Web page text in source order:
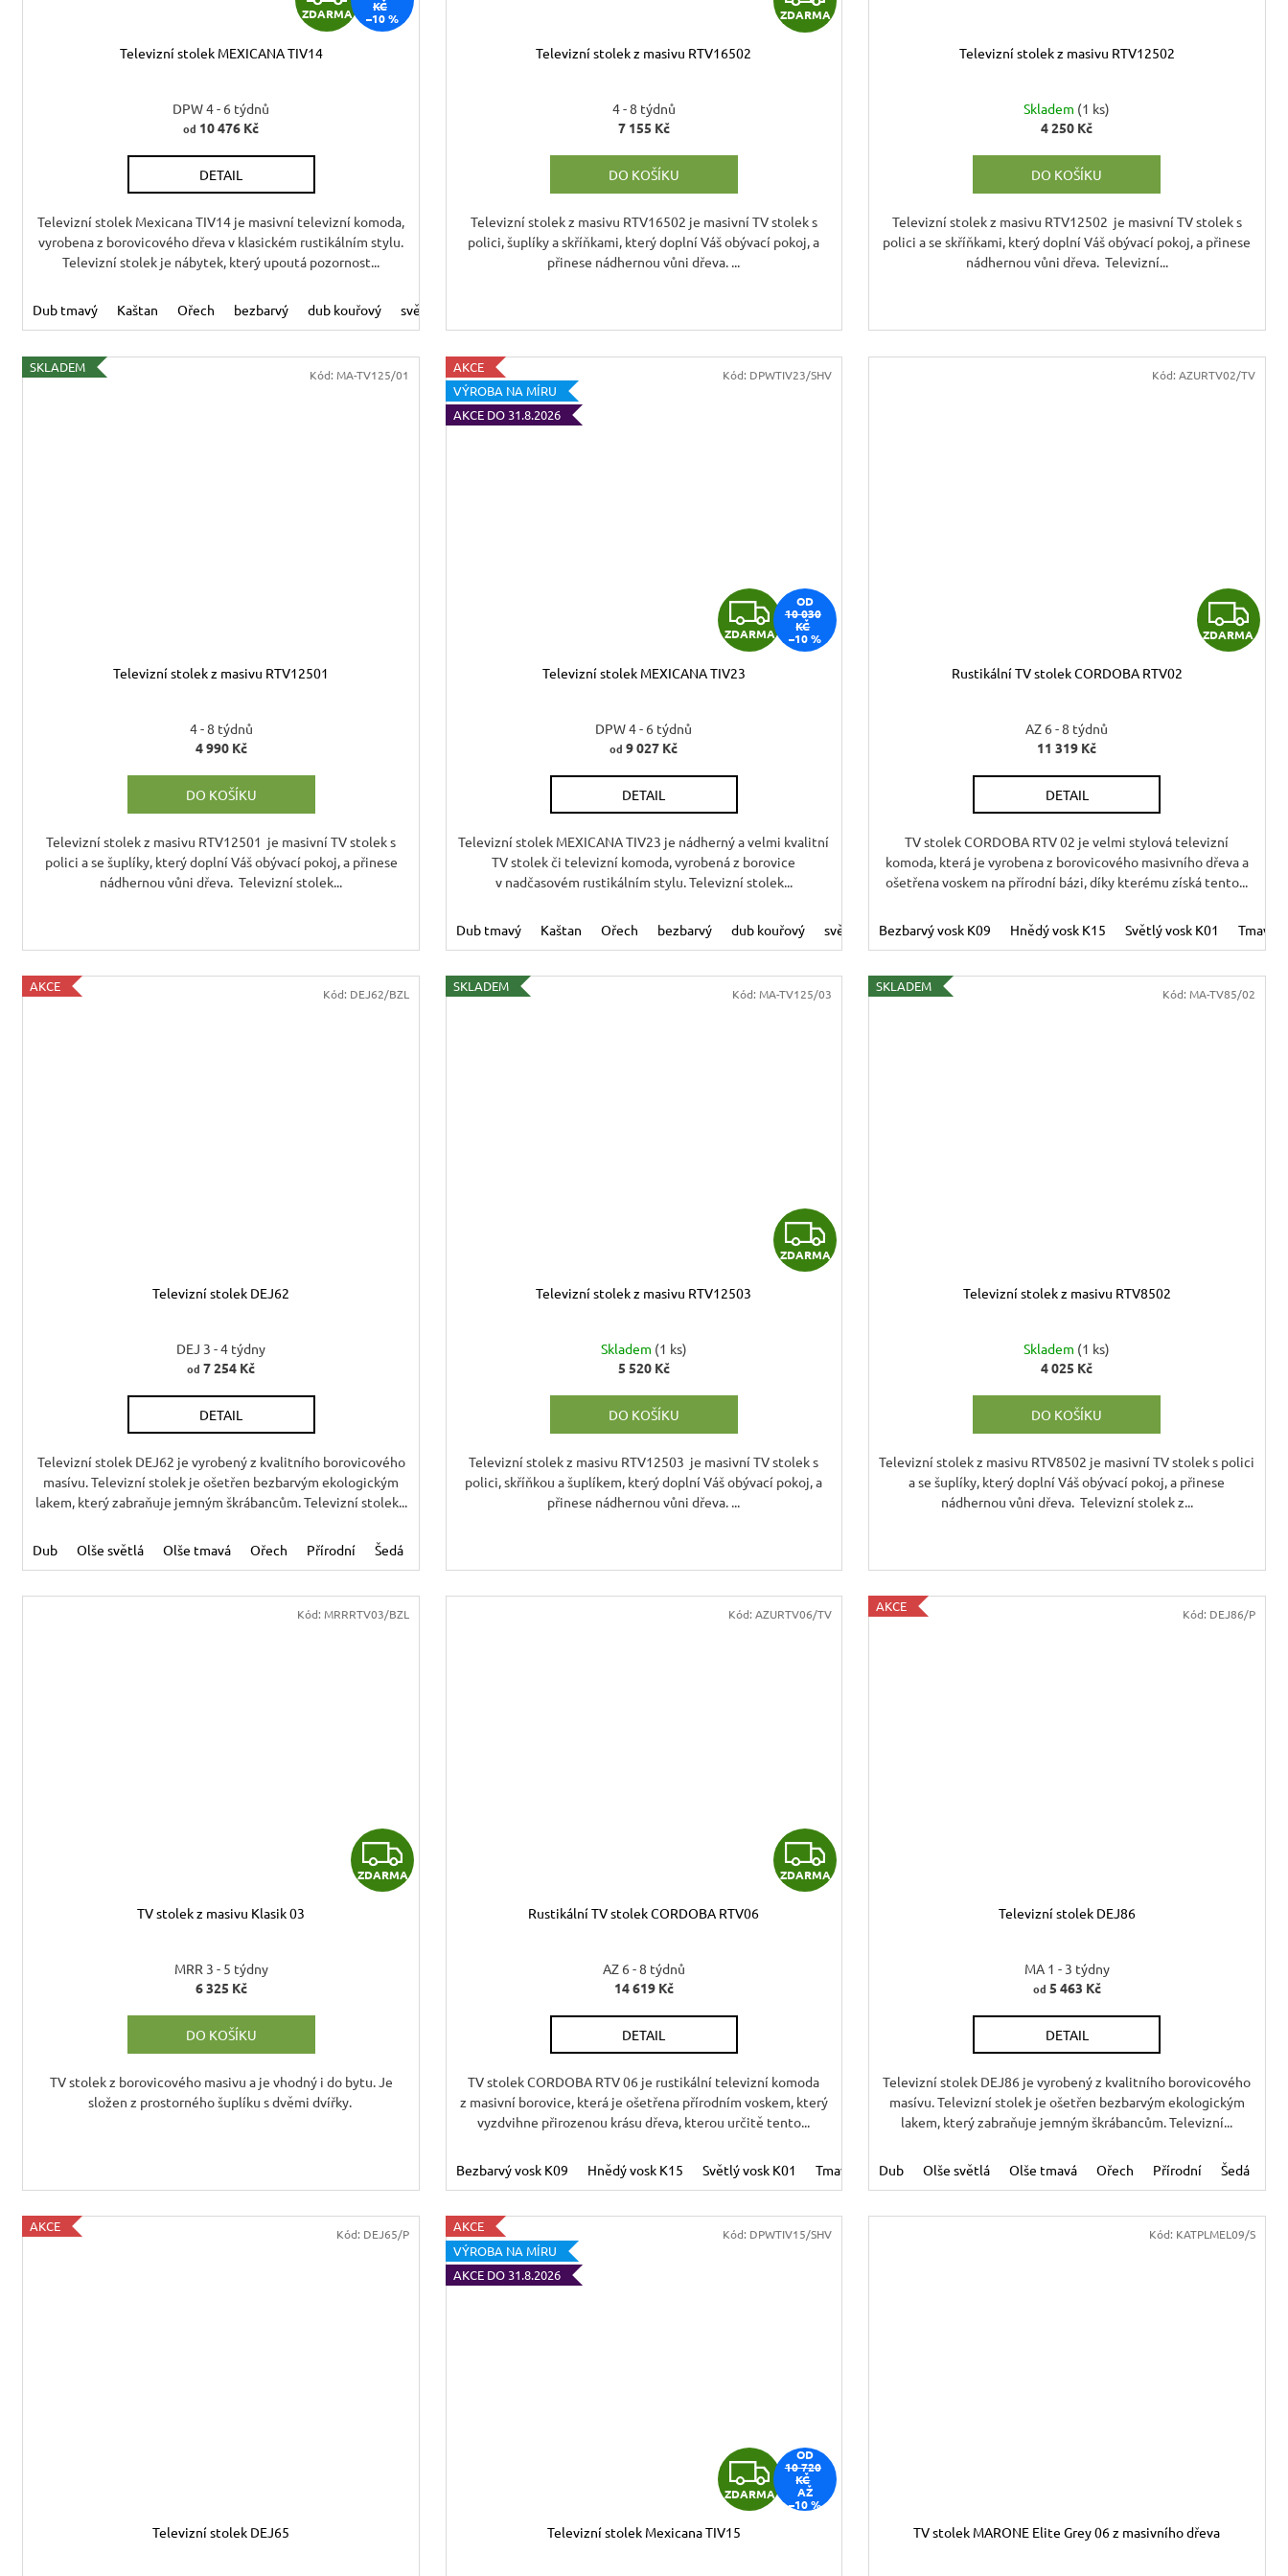
D
ZDARMA
KČ
–10 %
Televizní stolek MEXICANA TIV14
DPW 4 - 6 týdnů
od 10 476 Kč
DETAIL
Televizní stolek Mexicana TIV14 je masivní televizní komoda,
vyrobena z borovicového dřeva v klasickém rustikálním stylu.
Televizní stolek je nábytek, který upoutá pozornost...
Dub tmavý Kaštan Ořech bezbarvý dub kouřový světle hnědý - medový
D
ZDARMA
Televizní stolek z masivu RTV16502
4 - 8 týdnů
7 155 Kč
DO KOŠÍKU
Televizní stolek z masivu RTV16502 je masivní TV stolek s
polici, šuplíky a skříňkami, který doplní Váš obývací pokoj, a
přinese nádhernou vůni dřeva. ...
Televizní stolek z masivu RTV12502
Skladem (1 ks)
4 250 Kč
DO KOŠÍKU
Televizní stolek z masivu RTV12502 je masivní TV stolek s
polici a se skříňkami, který doplní Váš obývací pokoj, a přinese
nádhernou vůni dřeva. Televizní...
SKLADEM
Televizní stolek z masivu RTV12501
4 - 8 týdnů
4 990 Kč
DO KOŠÍKU
Televizní stolek z masivu RTV12501 je masivní TV stolek s
polici a se šuplíky, který doplní Váš obývací pokoj, a přinese
nádhernou vůni dřeva. Televizní stolek...
Kód: MA-TV125/01
AKCE
VÝROBA NA MÍRU
AKCE DO 31.8.2026
Z
D
ZDARMA
OD
10 030
KČ
–10 %
Televizní stolek MEXICANA TIV23
DPW 4 - 6 týdnů
od 9 027 Kč
DETAIL
Televizní stolek MEXICANA TIV23 je nádherný a velmi kvalitní
TV stolek či televizní komoda, vyrobená z borovice
v nadčasovém rustikálním stylu. Televizní stolek...
Dub tmavý Kaštan Ořech bezbarvý dub kouřový světle hnědý - medový
Kód: DPWTIV23/SHV
Z
D
ZDARMA
Rustikální TV stolek CORDOBA RTV02
AZ 6 - 8 týdnů
11 319 Kč
DETAIL
TV stolek CORDOBA RTV 02 je velmi stylová televizní
komoda, která je vyrobena z borovicového masivního dřeva a
ošetřena voskem na přírodní bázi, díky kterému získá tento...
Bezbarvý vosk K09 Hnědý vosk K15 Světlý vosk K01 Tmavý
Kód: AZURTV02/TV
AKCE
Televizní stolek DEJ62
DEJ 3 - 4 týdny
od 7 254 Kč
DETAIL
Televizní stolek DEJ62 je vyrobený z kvalitního borovicového
masívu. Televizní stolek je ošetřen bezbarvým ekologickým
lakem, který zabraňuje jemným škrábancům. Televizní stolek...
Dub Olše světlá Olše tmavá Ořech Přírodní Šedá
Kód: DEJ62/BZL SKLADEM
Z
D
ZDARMA
Televizní stolek z masivu RTV12503
Skladem (1 ks)
5 520 Kč
DO KOŠÍKU
Televizní stolek z masivu RTV12503 je masivní TV stolek s
polici, skříňkou a šuplíkem, který doplní Váš obývací pokoj, a
přinese nádhernou vůni dřeva. ...
Kód:MA-TV125/03 SKLADEM
Televizní stolek z masivu RTV8502
Skladem (1 ks)
4 025 Kč
DO KOŠÍKU
Televizní stolek z masivu RTV8502 je masivní TV stolek s polici
a se šuplíky, který doplní Váš obývací pokoj, a přinese
nádhernou vůni dřeva. Televizní stolek z...
Kód: MA-TV85/02
Z
D
ZDARMA
TV stolek z masivu Klasik 03
MRR 3 - 5 týdny
6 325 Kč
DO KOŠÍKU
TV stolek z borovicového masivu a je vhodný i do bytu. Je
složen z prostorného šuplíku s dvěmi dvířky.
Kód: MRRRTV03/BZL
Z
D
ZDARMA
Rustikální TV stolek CORDOBA RTV06
AZ 6 - 8 týdnů
14 619 Kč
DETAIL
TV stolek CORDOBA RTV 06 je rustikální televizní komoda
z masivní borovice, která je ošetřena přírodním voskem, který
vyzdvihne přirozenou krásu dřeva, kterou určitě tento...
Bezbarvý vosk K09 Hnědý vosk K15 Světlý vosk K01 Tmavý vosk K02
Kód:AZURTV06/TV AKCE
Televizní stolek DEJ86
MA 1 - 3 týdny
od 5 463 Kč
DETAIL
Televizní stolek DEJ86 je vyrobený z kvalitního borovicového
masívu. Televizní stolek je ošetřen bezbarvým ekologickým
lakem, který zabraňuje jemným škrábancům. Televizní...
Dub Olše světlá Olše tmavá Ořech Přírodní Šedá
Kód: DEJ86/P
AKCE
Televizní stolek DEJ65
Kód: DEJ65/P
AKCE
VÝROBA NA MÍRU
AKCE DO 31.8.2026
Z
D
ZDARMA
OD
10 720
KČ
AŽ
–10 %
Televizní stolek Mexicana TIV15
Kód: DPWTIV15/SHV
TV stolek MARONE Elite Grey 06 z masivního dřeva
Kód: KATPLMEL09/S